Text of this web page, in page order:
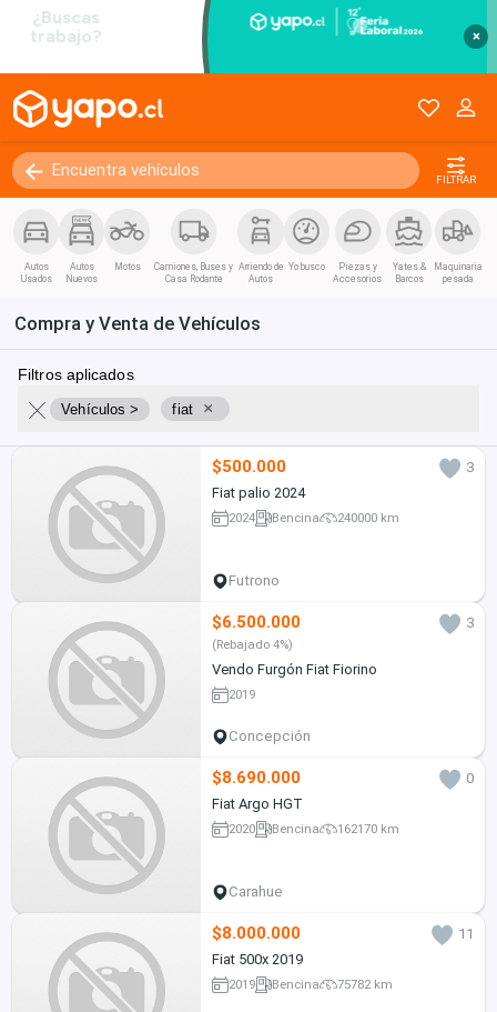
×
FILTRAR
Autos
Usados
Autos
Nuevos
Motos
Camiones, Buses y
Casa Rodante
Arriendo de
Autos
Yo busco
Piezas y
Accesorios
Yates &
Barcos
Maquinaria
pesada
Compra y Venta de Vehículos
Filtros aplicados
Vehículos > fiat ×
$500.000
3
Fiat palio 2024
2024 Bencina 240000 km
Futrono
$6.500.000 3
(Rebajado 4%)
Vendo Furgón Fiat Fiorino
2019
Concepción
$8.690.000
0
Fiat Argo HGT
2020 Bencina 162170 km
Carahue
$8.000.000
11
Fiat 500x 2019
2019 Bencina 75782 km